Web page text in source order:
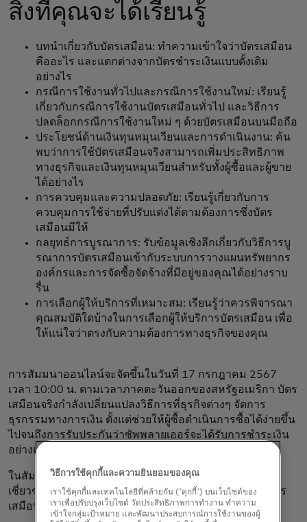
สิ่งที่คุณจะได้เรียนรู้
บทนำเกี่ยวกับบัตรเสมือน: ทำความเข้าใจว่าบัตรเสมือน
คืออะไร และแตกต่างจากบัตรชำระเงินแบบดั้งเดิม
อย่างไร
กรณีการใช้งานทั่วไปและกรณีการใช้งานใหม่: เรียนรู้
เกี่ยวกับกรณีการใช้งานบัตรเสมือนทั่วไป และวิธีการ
ปลดล็อกกรณีการใช้งานใหม่ ๆ ด้วยบัตรเสมือนบนมือถือ
ประโยชน์ด้านเงินทุนหมุนเวียนและการดำเนินงาน: ค้น
พบว่าการใช้บัตรเสมือนจริงสามารถเพิ่มประสิทธิภาพ
ทางธุรกิจและเงินทุนหมุนเวียนสำหรับทั้งผู้ซื้อและผู้ขาย
ได้อย่างไร
การควบคุมและความปลอดภัย: เรียนรู้เกี่ยวกับการ
ควบคุมการใช้จ่ายที่ปรับแต่งได้ตามต้องการซึ่งบัตร
เสมือนมีให้
กลยุทธ์การบูรณาการ: รับข้อมูลเชิงลึกเกี่ยวกับวิธีการบู
รณาการบัตรเสมือนเข้ากับระบบการวางแผนทรัพยากร
องค์กรและการจัดซื้อจัดจ้างที่มีอยู่ของคุณได้อย่างราบ
รื่น
การเลือกผู้ให้บริการที่เหมาะสม: เรียนรู้ว่าควรพิจารณา
คุณสมบัติใดบ้างในการเลือกผู้ให้บริการบัตรเสมือน เพื่อ
ให้แน่ใจว่าตรงกับความต้องการทางธุรกิจของคุณ
การสัมมนาออนไลน์จะจัดขึ้นในวันที่ 17 กรกฎาคม 2567
เวลา 10:00 น. ตามเวลาภาคตะวันออกของสหรัฐอเมริกา บัตร
เสมือนจริงกำลังเปลี่ยนแปลงวิธีการที่ธุรกิจต่างๆ จัดการ
ธุรกรรมทางการเงิน ตั้งแต่ช่วยให้ผู้ซื้อดำเนินการซื้อได้ง่ายขึ้น
ไปจนถึงการรับประกันว่าซัพพลายเออร์จะได้รับการชำระเงิน
อย่างแน่นอน
ในสัมมนาออนไลน์นี้ ซึ่งออกแบบมาสำหรับผู้เริ่มต้นและผู้
เชี่ยวชาญด้านการชำระเงิน คุณจะได้เรียนรู้พื้นฐานของบัตร
เสมือนจริงและวิธีการนำไปใช้ในธุรกิจของคุณ
วิธีการใช้คุกกี้และความยินยอมของคุณ
เราใช้คุกกี้และเทคโนโลยีที่คล้ายกัน ('คุกกี้') บนเว็บไซต์ของ
เราเพื่อปรับปรุงเว็บไซต์ วัดประสิทธิภาพการทำงาน ทำความ
เข้าใจกลุ่มเป้าหมาย และพัฒนาประสบการณ์การใช้งานของผู้